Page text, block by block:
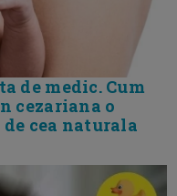
de medic. Cum
cezariana o
cea naturala